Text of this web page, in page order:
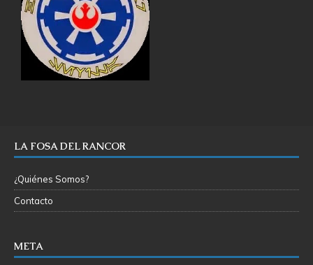
LA FOSA DEL RANCOR
¿Quiénes Somos?
Contacto
META